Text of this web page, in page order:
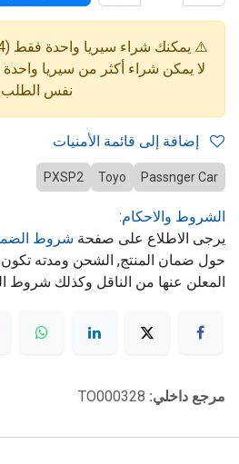
⚠️ يمكنك شراء سيريا واحدة فقط (4 إطارات) في كل طلب.
لا يمكن شراء أكثر من سيريا
نفس
Passnger Car
Toyo
PXSP2
الشروط والاحكام:
يرجى الاطلاع على صفحة شروط
حول ضمان المنتج, الشحن ومدته
المعلن عنها من الناقل وكذلك شروط
مرجع داخلي: TO000328